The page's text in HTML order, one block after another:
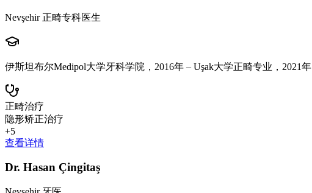
Nevşehir 正畸专科医生
伊斯坦布尔Medipol大学牙科学院，2016年 – Uşak大学正畸专业，2021年
正畸治疗
隐形矫正治疗
+5
查看详情
Dr. Hasan Çingitaş